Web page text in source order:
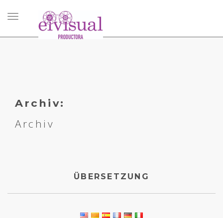
Navigation
umschalten
Archiv:
Archiv
ÜBERSETZUNG